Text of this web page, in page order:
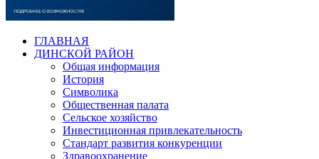
ГЛАВНАЯ
ДИНСКОЙ РАЙОН
Общая информация
История
Символика
Общественная палата
Сельское хозяйство
Инвестиционная привлекательность
Стандарт развития конкуренции
Здравоохранение